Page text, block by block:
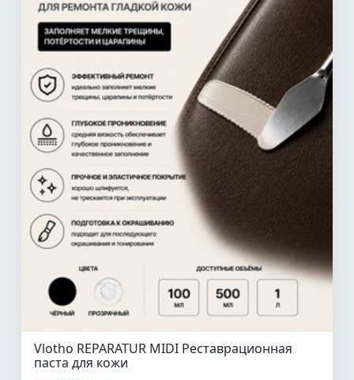
Vlotho REPARATUR MIDI Реставрационная
паста для кожи